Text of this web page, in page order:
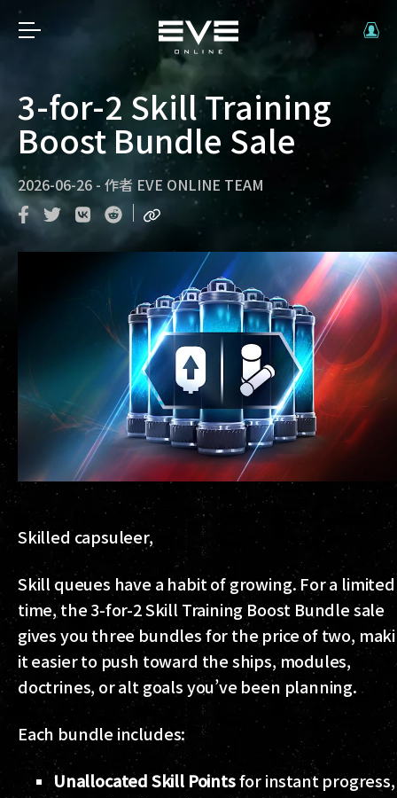
3-for-2 Skill Training
Boost Bundle Sale
2026-06-26 - 作者 EVE ONLINE TEAM
Skilled capsuleer,
Skill queues have a habit of growing. For a limited
time, the 3-for-2 Skill Training Boost Bundle sale
gives you three bundles for the price of two,
it easier to push toward the ships, modules,
doctrines, or alt goals you’ve been planning.
Each bundle includes:
Unallocated Skill Pointsfor instant progress,